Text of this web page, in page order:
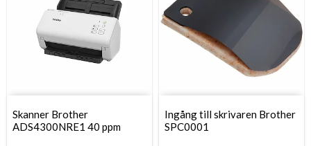
Skanner Brother
ADS4300NRE1 40 ppm
Ingång till skrivaren Brother
SPC0001